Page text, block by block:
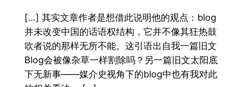
[…] 其实文章作者是想借此说明他的观点：blog
并未改变中国的话语权结构，它并不像其狂热鼓
吹者说的那样无所不能。这引语出自我一篇旧文
Blog会被像杂草一样割除吗？另一篇旧文太阳底
下无新事——媒介史视角下的blog中也有我对此